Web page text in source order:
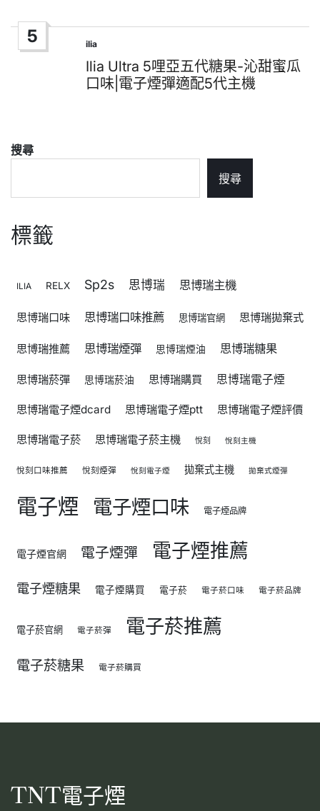
5
Posted
in
ilia
Ilia Ultra 5哩亞五代糖果-沁甜蜜瓜
口味|電子煙彈適配5代主機
搜尋
搜尋
標籤
ILIA RELX Sp2s 思博瑞 思博瑞主機
思博瑞口味 思博瑞口味推薦 思博瑞官網 思博瑞拋棄式
思博瑞推薦 思博瑞煙彈 思博瑞煙油 思博瑞糖果
思博瑞菸彈 思博瑞菸油 思博瑞購買 思博瑞電子煙
思博瑞電子煙dcard 思博瑞電子煙ptt 思博瑞電子煙評價
思博瑞電子菸 思博瑞電子菸主機 悅刻 悅刻主機
悅刻口味推薦 悅刻煙彈 悅刻電子煙 拋棄式主機 拋棄式煙彈
電子煙 電子煙口味 電子煙品牌
電子煙官網 電子煙彈 電子煙推薦
電子煙糖果 電子煙購買 電子菸 電子菸口味 電子菸品牌
電子菸官網 電子菸彈 電子菸推薦
電子菸糖果 電子菸購買
TNT電子煙